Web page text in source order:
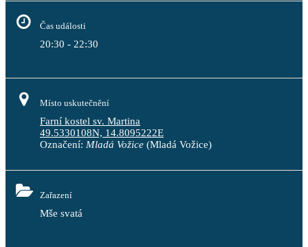
Čas události
20:30 - 22:30
Místo uskutečnění
Farní kostel sv. Martina
49.5330108N, 14.8095222E
Označení: Mladá Vožice (Mladá Vožice)
Zařazení
Mše svatá